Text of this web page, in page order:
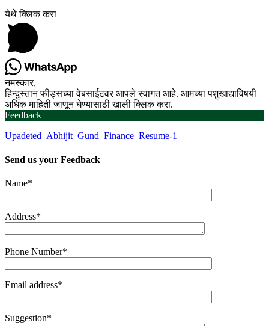
येथे क्लिक करा
नमस्कार,
हिन्दुस्तान फीड्सच्या वेबसाईटवर आपले स्वागत आहे. आमच्या पशुखाद्याविषयी
अधिक माहिती जाणून घेण्यासाठी खाली क्लिक करा.
Feedback
Upadeted_Abhijit_Gund_Finance_Resume-1
Send us your Feedback
Name*
Address*
Phone Number*
Email address*
Suggestion*